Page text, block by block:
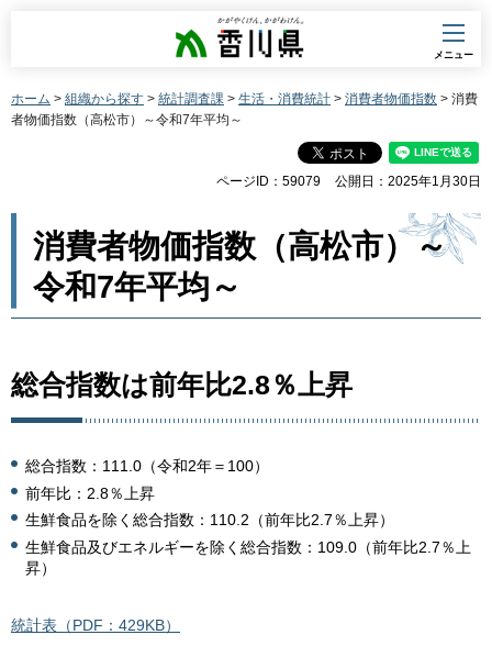
香川県
メニュー
ホーム > 組織から探す > 統計調査課 > 生活・消費統計 > 消費者物価指数 > 消費
者物価指数（高松市）～令和7年平均～
ページID：59079 公開日：2025年1月30日
消費者物価指数（高松市）～
令和7年平均～
総合指数は前年比2.8％上昇
総合指数：111.0（令和2年＝100）
前年比：2.8％上昇
生鮮食品を除く総合指数：110.2（前年比2.7％上昇）
生鮮食品及びエネルギーを除く総合指数：109.0（前年比2.7％上
昇）
統計表（PDF：429KB）